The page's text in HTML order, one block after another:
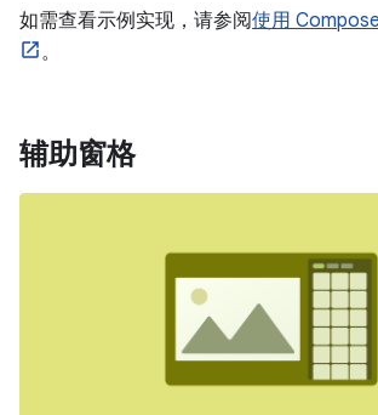
如需查看示例实现，请参阅使用
。
辅助窗格